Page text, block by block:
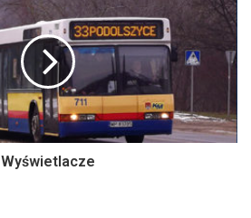
Wyświetlacze